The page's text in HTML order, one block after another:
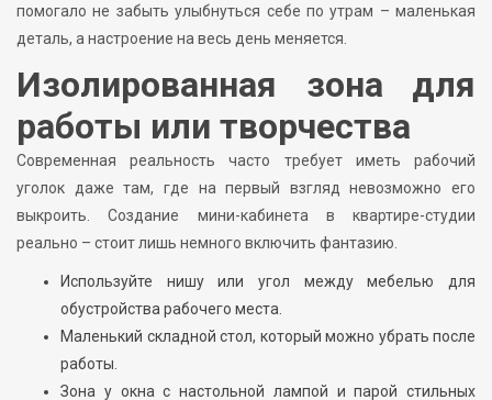
помогало не забыть улыбнуться себе по утрам – маленькая
деталь, а настроение на весь день меняется.
Изолированная зона для
работы или творчества
Современная реальность часто требует иметь рабочий
уголок даже там, где на первый взгляд невозможно его
выкроить. Создание мини-кабинета в квартире-студии
реально – стоит лишь немного включить фантазию.
Используйте нишу или угол между мебелью для
обустройства рабочего места.
Маленький складной стол, который можно убрать после
работы.
Зона у окна с настольной лампой и парой стильных